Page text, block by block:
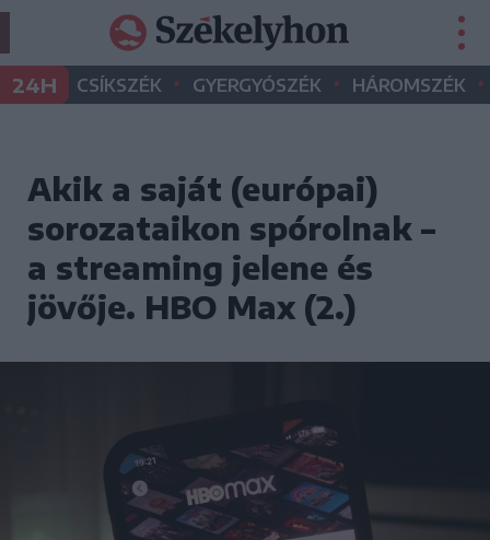
24H CSÍKSZÉK • GYERGYÓSZÉK • HÁROMSZÉK •
Akik a saját (európai)
sorozataikon spórolnak –
a streaming jelene és
jövője. HBO Max (2.)